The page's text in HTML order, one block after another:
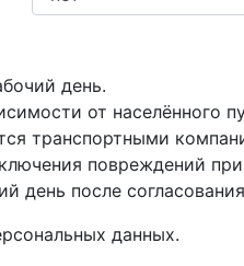
день.
от населённого
транспортными
повреждений
после
данных.